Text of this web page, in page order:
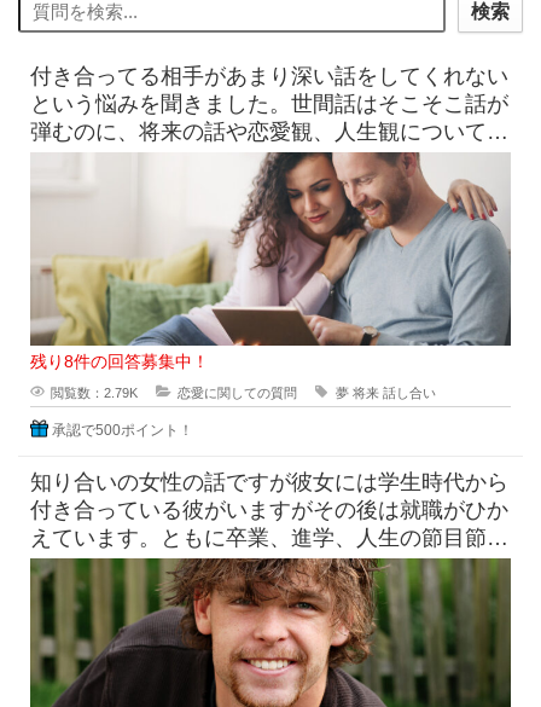
検索
付き合ってる相手があまり深い話をしてくれない
という悩みを聞きました。世間話はそこそこ話が
弾むのに、将来の話や恋愛観、人生観について深
く話し合うとすると、なんだか
残り8件の回答募集中！
閲覧数：2.79K 恋愛に関しての質問 夢 将来 話し合い
承認で500ポイント！
知り合いの女性の話ですが彼女には学生時代から
付き合っている彼がいますがその後は就職がひか
えています。ともに卒業、進学、人生の節目節目
を一緒にすごしていますがこの